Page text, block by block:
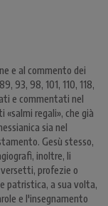
e al commento dei
93, 98, 101, 110, 118,
e commentati nel
«salmi regali», che già
sia nel
Gesù stesso,
inoltre, li
versetti, profezie o
patristica, a sua volta,
e l'insegnamento